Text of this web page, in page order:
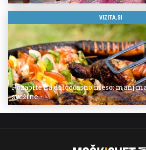
VIZITA.SI
Pozabite na dolgočasno meso: manj
svežine